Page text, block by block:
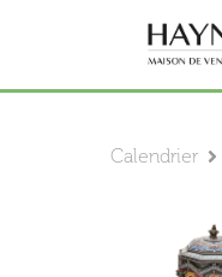
Calendrier